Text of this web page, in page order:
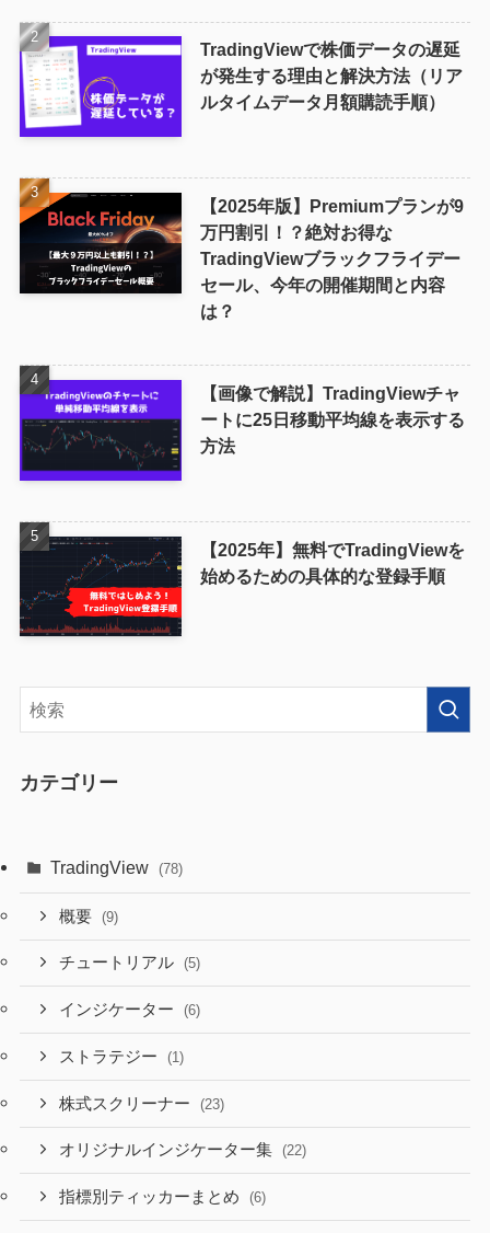
TradingViewで株価データの遅延
が発生する理由と解決方法（リア
ルタイムデータ月額購読手順）
【2025年版】Premiumプランが9
万円割引！？絶対お得な
TradingViewブラックフライデー
セール、今年の開催期間と内容
は？
【画像で解説】TradingViewチャ
ートに25日移動平均線を表示する
方法
【2025年】無料でTradingViewを
始めるための具体的な登録手順
カテゴリー
TradingView (78)
概要 (9)
チュートリアル (5)
インジケーター (6)
ストラテジー (1)
株式スクリーナー (23)
オリジナルインジケーター集 (22)
指標別ティッカーまとめ (6)